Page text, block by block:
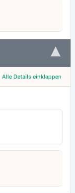
▾
Alle Details einklappen